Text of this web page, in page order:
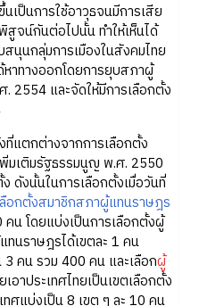
เป็นการใช้อาวุธจนมีการเสีย
จน์กันต่อไปนั้น ทำให้เห็นได้
นุนกลุ่มการเมืองในสังคมไทย
าทางออกโดยการยุบสภาผู้
2554 และจัดให้มีการเลือกตั้ง
ที่แตกต่างจากการเลือกตั้ง
มเติมรัฐธรรมนูญ พ.ศ. 2550
ดังนั้นในการเลือกตั้งเมื่อวันที่
อกตั้งสมาชิกสภาผู้แทนราษฎร
น โดยแบ่งเป็นการเลือกตั้งผู้
ทนราษฎรได้เขตละ 1 คน
3 คน รวม 400 คน และเลือกผู้
อาประเทศไทยเป็นเขตเลือกตั้ง
ศแบ่งเป็น 8 เขต ๆ ละ 10 คน